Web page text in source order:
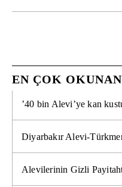
EN ÇOK
’40 bin Alevi’ye kan
Diyarbakır Alevi-
Alevilerinin Gizli